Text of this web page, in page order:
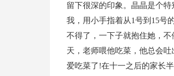
留下很深的印象。晶晶是个
我，用小手指着从1号到15号
不得了，一下子就抱住她，
天，老师喂他吃菜，他总会
爱吃菜了!在十一之后的家长